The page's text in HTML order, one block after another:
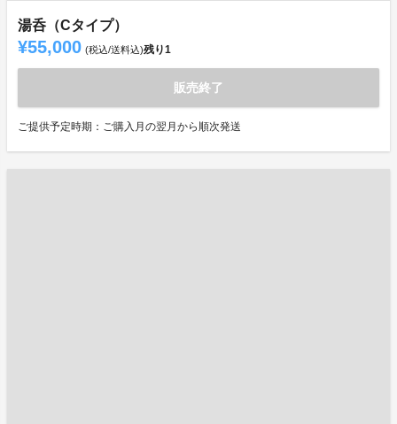
湯呑（Cタイプ）
¥55,000 (税込/送料込)残り1
販売終了
ご提供予定時期：ご購入月の翌月から順次発送